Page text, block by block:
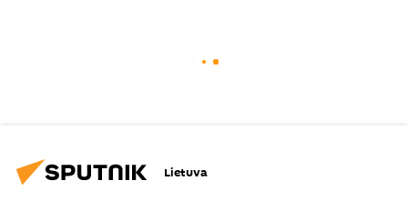
Lietuva